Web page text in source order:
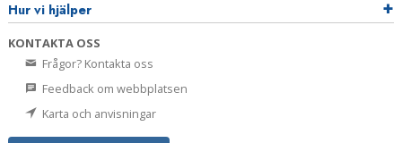
Hur vi hjälper
KONTAKTA OSS
Frågor? Kontakta oss
Feedback om webbplatsen
Karta och anvisningar